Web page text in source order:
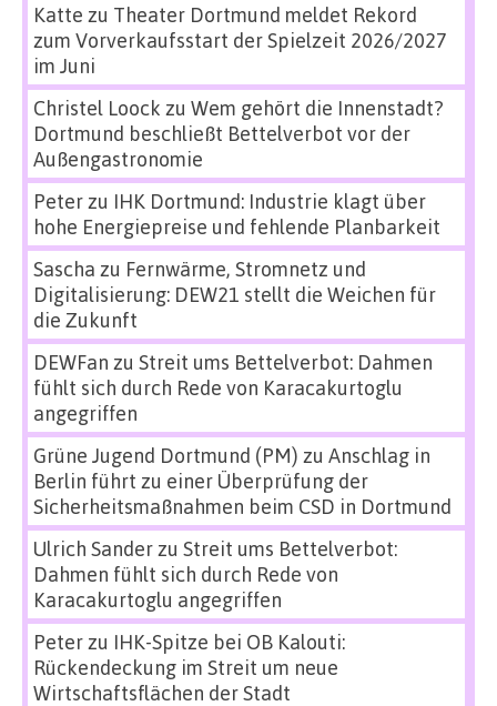
Katte zu Theater Dortmund meldet Rekord
zum Vorverkaufsstart der Spielzeit 2026/2027
im Juni
Christel Loock zu Wem gehört die Innenstadt?
Dortmund beschließt Bettelverbot vor der
Außengastronomie
Peterzu IHK Dortmund: Industrie klagt über
hohe Energiepreise und fehlende Planbarkeit
Sascha zu Fernwärme, Stromnetz und
Digitalisierung: DEW21 stellt die Weichen für
die Zukunft
DEWFan zu Streit ums Bettelverbot: Dahmen
fühlt sich durch Rede von Karacakurtoglu
angegriffen
Grüne Jugend Dortmund (PM) zu Anschlag in
Berlin führt zu einer Überprüfung der
Sicherheitsmaßnahmen beim CSD in Dortmund
Ulrich Sanderzu Streit ums Bettelverbot:
Dahmen fühlt sich durch Rede von
Karacakurtoglu angegriffen
Peterzu IHK-Spitze bei OB Kalouti:
Rückendeckung im Streit um neue
Wirtschaftsflächen der Stadt